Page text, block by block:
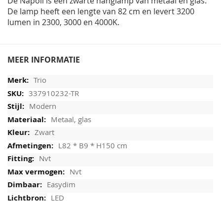
De lamp heeft een lengte van 82 cm en levert 3200
lumen in 2300, 3000 en 4000K.
MEER INFORMATIE
Trio
337910232-TR
Modern
Metaal, glas
Zwart
L82 * B9 * H150 cm
Nvt
Nvt
Easydim
LED